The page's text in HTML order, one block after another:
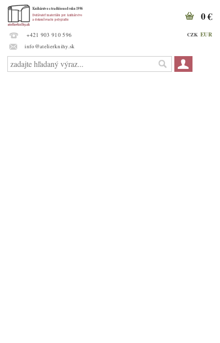
+421 903 910 596
info@atelierknihy.sk
CZK EUR
0 €